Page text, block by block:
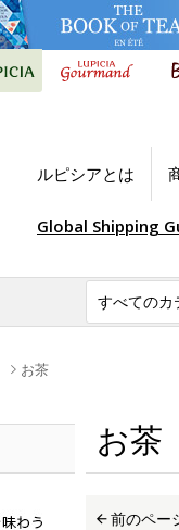
ルピシアとは
Global Shipping
お茶
お茶
前のペー